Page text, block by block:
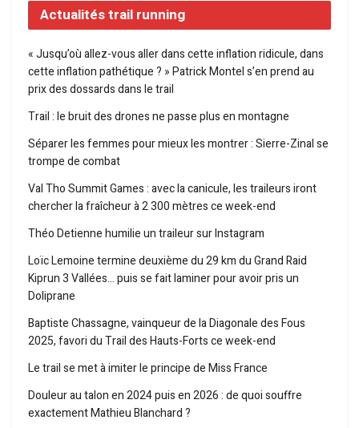
Actualités trail running
« Jusqu’où allez-vous aller dans cette inflation ridicule, dans
cette inflation pathétique ? » Patrick Montel s’en prend au
prix des dossards dans le trail
Trail : le bruit des drones ne passe plus en montagne
Séparer les femmes pour mieux les montrer : Sierre-Zinal se
trompe de combat
Val Tho Summit Games : avec la canicule, les traileurs iront
chercher la fraîcheur à 2 300 mètres ce week-end
Théo Detienne humilie un traileur sur Instagram
Loïc Lemoine termine deuxième du 29 km du Grand Raid
Kiprun 3 Vallées… puis se fait laminer pour avoir pris un
Doliprane
Baptiste Chassagne, vainqueur de la Diagonale des Fous
2025, favori du Trail des Hauts-Forts ce week-end
Le trail se met à imiter le principe de Miss France
Douleur au talon en 2024 puis en 2026 : de quoi souffre
exactement Mathieu Blanchard ?